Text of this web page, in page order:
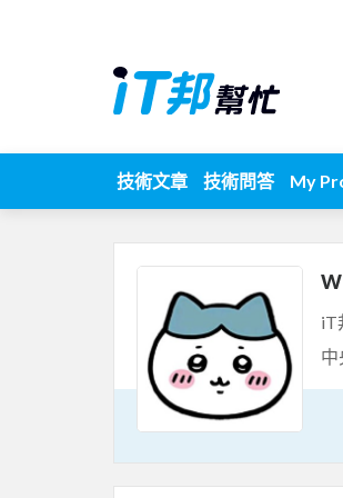
技術文章 技術問答 My
iT
中